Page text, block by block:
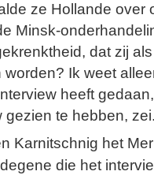
ze Hollande over
Minsk-
dat zij
Ik weet
heeft
te hebben,
Karnitschnig het
die het